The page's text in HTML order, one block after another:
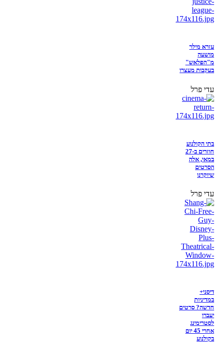
עזרא מילר
מושעה
מ"הפלאש"
בעקבות מעצרו
עדי פרל
בתי הקולנוע
חוזרים ב-27
במאי, אלה
הסרטים
שיוקרנו
עדי פרל
דיסני+
במדיניות
חדשה? סרטים
יעברו
לסטרימינג
אחרי 45 יום
בקולנוע